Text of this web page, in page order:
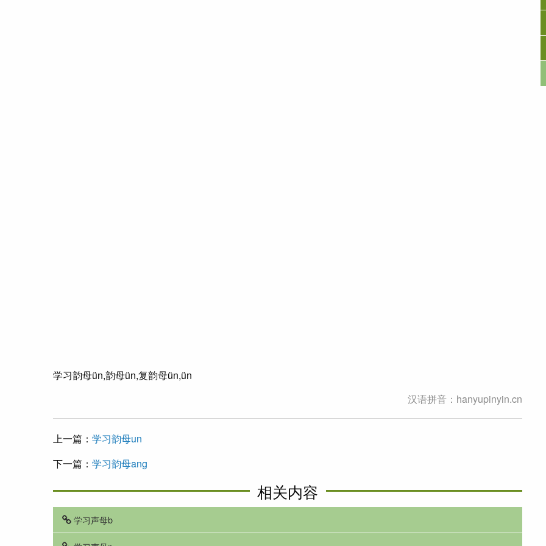
学习韵母ün,韵母ün,复韵母ün,ün
汉语拼音：hanyupinyin.cn
上一篇： 学习韵母un
下一篇： 学习韵母ang
相关内容
学习声母b